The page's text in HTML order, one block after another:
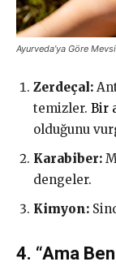
Ayurveda’ya Göre
Zerdeçal:
temizler. Bir
olduğunu
Karabiber:
dengeler.
Kimyon:
4. “Ama